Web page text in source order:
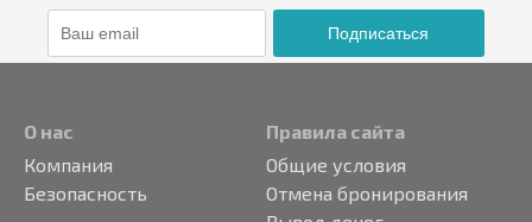
Подписаться
О нас
Компания
Безопасность
Правила сайта
Общие условия
Отмена бронирования